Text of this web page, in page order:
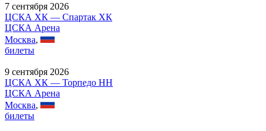
7 сентября 2026
ЦСКА ХК — Спартак ХК
ЦСКА Арена
Москва,
билеты
9 сентября 2026
ЦСКА ХК — Торпедо НН
ЦСКА Арена
Москва,
билеты